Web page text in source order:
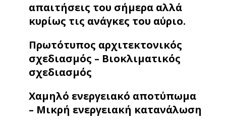
απαιτήσεις του σήμερα αλλά
κυρίως τις ανάγκες του αύριο.
Πρωτότυπος αρχιτεκτονικός
σχεδιασμός – Βιοκλιματικός
σχεδιασμός
Χαμηλό ενεργειακό αποτύπωμα
– Μικρή ενεργειακή κατανάλωση